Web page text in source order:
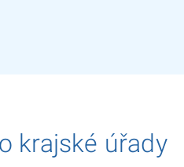
krajské úřady